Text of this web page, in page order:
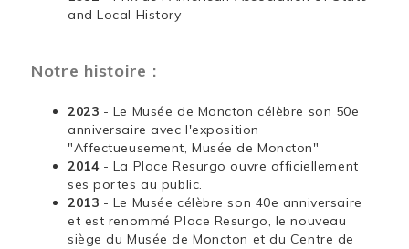
and Local History
Notre histoire :
2023 - Le Musée de Moncton célèbre son 50e
anniversaire avec l'exposition
"Affectueusement, Musée de Moncton"
2014 - La Place Resurgo ouvre officiellement
ses portes au public.
2013 - Le Musée célèbre son 40e anniversaire
et est renommé Place Resurgo, le nouveau
siège du Musée de Moncton et du Centre de